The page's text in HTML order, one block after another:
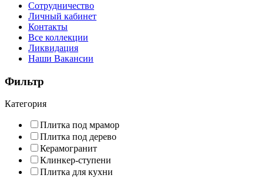
Сотрудничество
Личный кабинет
Контакты
Все коллекции
Ликвидация
Наши Вакансии
Фильтр
Категория
Плитка под мрамор
Плитка под дерево
Керамогранит
Клинкер-ступени
Плитка для кухни